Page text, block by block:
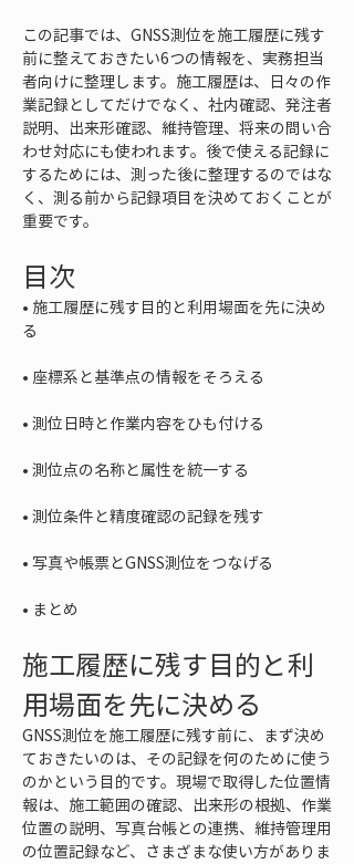
この記事では、GNSS測位を施工履歴に残す
前に整えておきたい6つの情報を、実務担当
者向けに整理します。施工履歴は、日々の作
業記録としてだけでなく、社内確認、発注者
説明、出来形確認、維持管理、将来の問い合
わせ対応にも使われます。後で使える記録に
するためには、測った後に整理するのではな
く、測る前から記録項目を決めておくことが
重要です。
目次
• 施工履歴に残す目的と利用場面を先に決め
•
•
•
•
•
• まとめ
施工履歴に残す目的と利
用場面を先に決める
GNSS測位を施工履歴に残す前に、まず決め
ておきたいのは、その記録を何のために使う
のかという目的です。現場で取得した位置情
報は、施工範囲の確認、出来形の根拠、作業
位置の説明、写真台帳との連携、維持管理用
の位置記録など、さまざまな使い方がありま